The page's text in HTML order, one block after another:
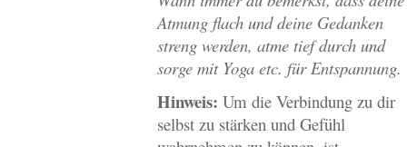
Atmung flach und deine Gedanken
streng werden, atme tief durch und
sorge mit Yoga etc. für Entspannung.
Hinweis: Um die Verbindung zu dir
selbst zu stärken und Gefühl